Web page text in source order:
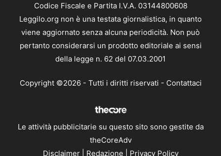
Codice Fiscale e Partita I.V.A. 03144800608
Leggilo.org non è una testata giornalistica, in quanto
viene aggiornato senza alcuna periodicità. Non può
pertanto considerarsi un prodotto editoriale ai sensi
della legge n. 62 del 07.03.2001
Copyright ©2026 - Tutti i diritti riservati - Contattaci
Le attività pubblicitarie su questo sito sono gestite da
theCoreAdv
Disclaimer| Redazione Privacy Policy